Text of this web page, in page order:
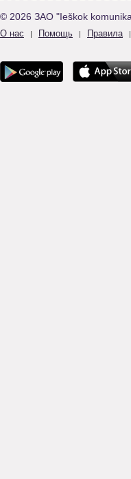
© 2026 ЗАО "Ieškok
О нас | Помощь | Правила |